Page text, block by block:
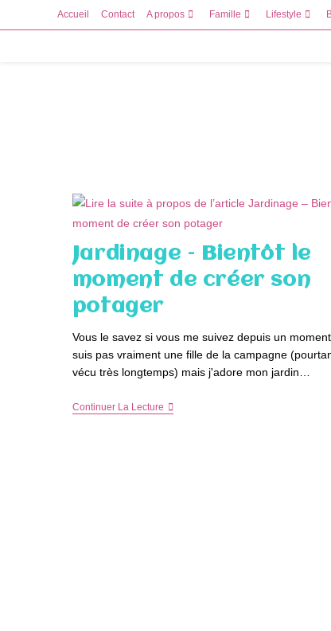
to
Accueil Contact A propos Famille Lifestyle
Jardinage – Bientôt le
moment de créer son
potager
Vous le savez si vous me suivez depuis un
suis pas vraiment une fille de la campagne
vécu très longtemps) mais j'adore mon jardin…
Continuer La LectureJardinage